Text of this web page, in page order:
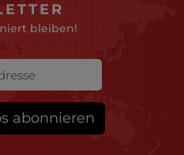
bleiben!
abonnieren